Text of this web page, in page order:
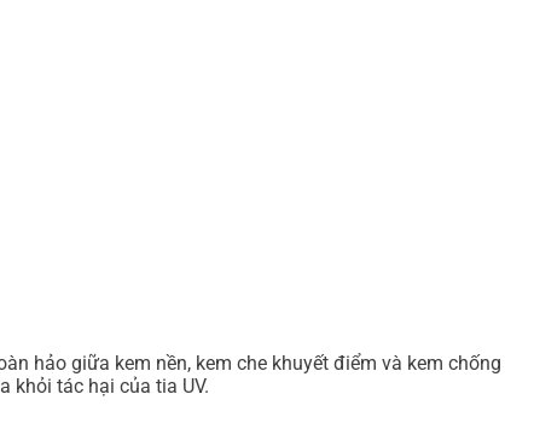
hảo giữa kem nền, kem che khuyết điểm và kem chống
khỏi tác hại của tia UV.